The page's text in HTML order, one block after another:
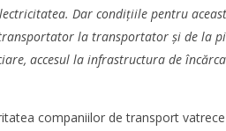
Dar condițiile pentru
la transportator și de la
accesul la infrastructura de
companiilor de transport